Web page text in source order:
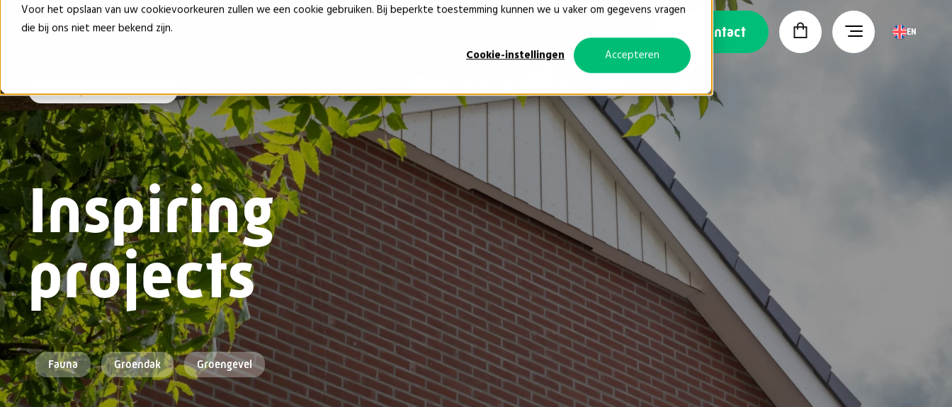
Voor het opslaan van uw cookievoorkeuren zullen we een cookie gebruiken. Bij beperkte toestemming kunnen we u vaker om gegevens vragen
die bij ons niet meer bekend zijn.
Cookie-instellingen
Accepteren
Contact EN
Projects Stand-alone
Inspiring
projects
Fauna Groendak Groengevel